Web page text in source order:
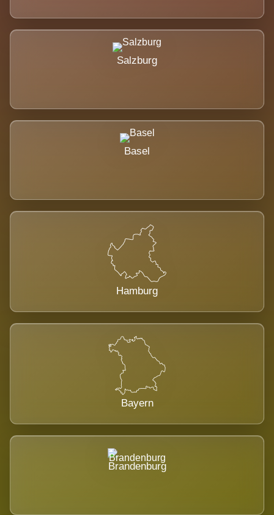
Salzburg
Basel
Hamburg
Bayern
Brandenburg